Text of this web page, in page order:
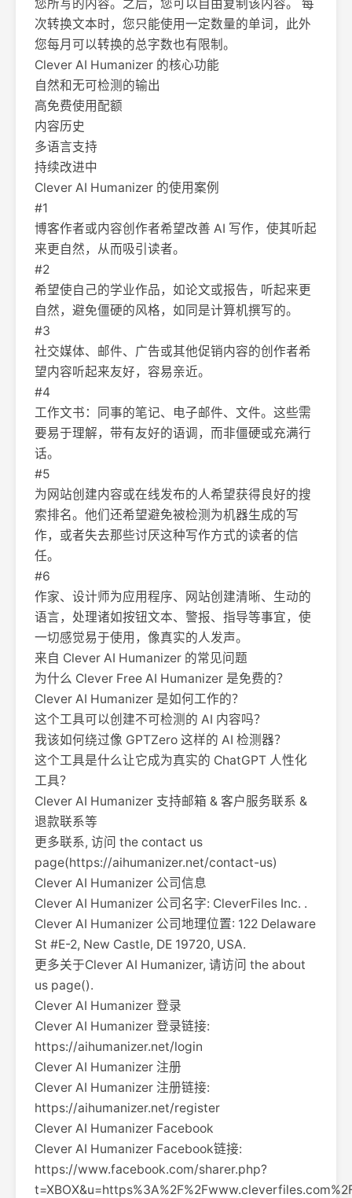
您所写的内容。之后，您可以自由复制该内容。 每
次转换文本时，您只能使用一定数量的单词，此外
您每月可以转换的总字数也有限制。
Clever AI Humanizer 的核心功能
自然和无可检测的输出
高免费使用配额
内容历史
多语言支持
持续改进中
Clever AI Humanizer 的使用案例
#1
博客作者或内容创作者希望改善 AI 写作，使其听起
来更自然，从而吸引读者。
#2
希望使自己的学业作品，如论文或报告，听起来更
自然，避免僵硬的风格，如同是计算机撰写的。
#3
社交媒体、邮件、广告或其他促销内容的创作者希
望内容听起来友好，容易亲近。
#4
工作文书：同事的笔记、电子邮件、文件。这些需
要易于理解，带有友好的语调，而非僵硬或充满行
话。
#5
为网站创建内容或在线发布的人希望获得良好的搜
索排名。他们还希望避免被检测为机器生成的写
作，或者失去那些讨厌这种写作方式的读者的信
任。
#6
作家、设计师为应用程序、网站创建清晰、生动的
语言，处理诸如按钮文本、警报、指导等事宜，使
一切感觉易于使用，像真实的人发声。
来自 Clever AI Humanizer 的常见问题
为什么 Clever Free AI Humanizer 是免费的？
Clever AI Humanizer 是如何工作的？
这个工具可以创建不可检测的 AI 内容吗？
我该如何绕过像 GPTZero 这样的 AI 检测器？
这个工具是什么让它成为真实的 ChatGPT 人性化
工具？
Clever AI Humanizer 支持邮箱 & 客户服务联系 &
退款联系等
更多联系, 访问 the contact us
page(https://aihumanizer.net/contact-us)
Clever AI Humanizer 公司信息
Clever AI Humanizer 公司名字: CleverFiles Inc. .
Clever AI Humanizer 公司地理位置: 122 Delaware
St #E-2, New Castle, DE 19720, USA.
更多关于Clever AI Humanizer, 请访问 the about
us page().
Clever AI Humanizer 登录
Clever AI Humanizer 登录链接:
https://aihumanizer.net/login
Clever AI Humanizer 注册
Clever AI Humanizer 注册链接:
https://aihumanizer.net/register
Clever AI Humanizer Facebook
Clever AI Humanizer Facebook链接:
https://www.facebook.com/sharer.php?